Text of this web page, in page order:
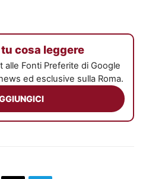
tu cosa leggere
alle Fonti Preferite di Google
ed esclusive sulla Roma.